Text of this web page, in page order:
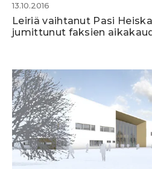
13.10.2016
Leiriä vaihtanut Pasi
jumittunut faksien